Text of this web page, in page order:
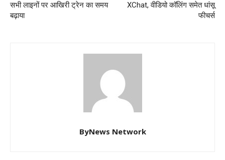
सभी लाइनों पर आखिरी ट्रेन का समय
बढ़ाया
XChat, वीडियो कॉलिंग समेत धांसू
फीचर्स
ByNews Network